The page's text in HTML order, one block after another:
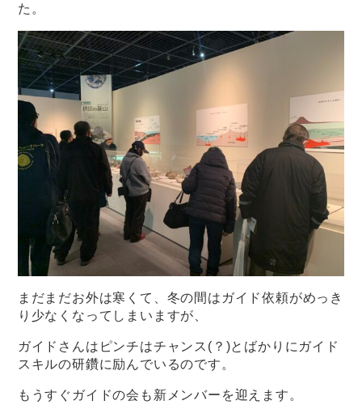
た。
まだまだお外は寒くて、冬の間はガイド依頼がめっき
り少なくなってしまいますが、
ガイドさんはピンチはチャンス(？)とばかりにガイド
スキルの研鑽に励んでいるのです。
もうすぐガイドの会も新メンバーを迎えます。